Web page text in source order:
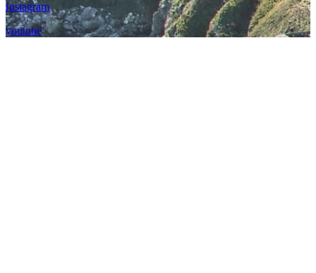
Instagram
youtube